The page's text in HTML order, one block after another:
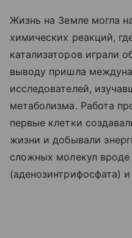
Жизнь на Земле могла
химических реакций,
катализаторов играли
выводу пришла
исследователей,
метаболизма. Работа
первые клетки
жизни и добывали
сложных молекул
(аденозинтрифосфата)